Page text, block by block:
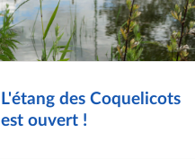
L'étang des Coquelicots
est ouvert !